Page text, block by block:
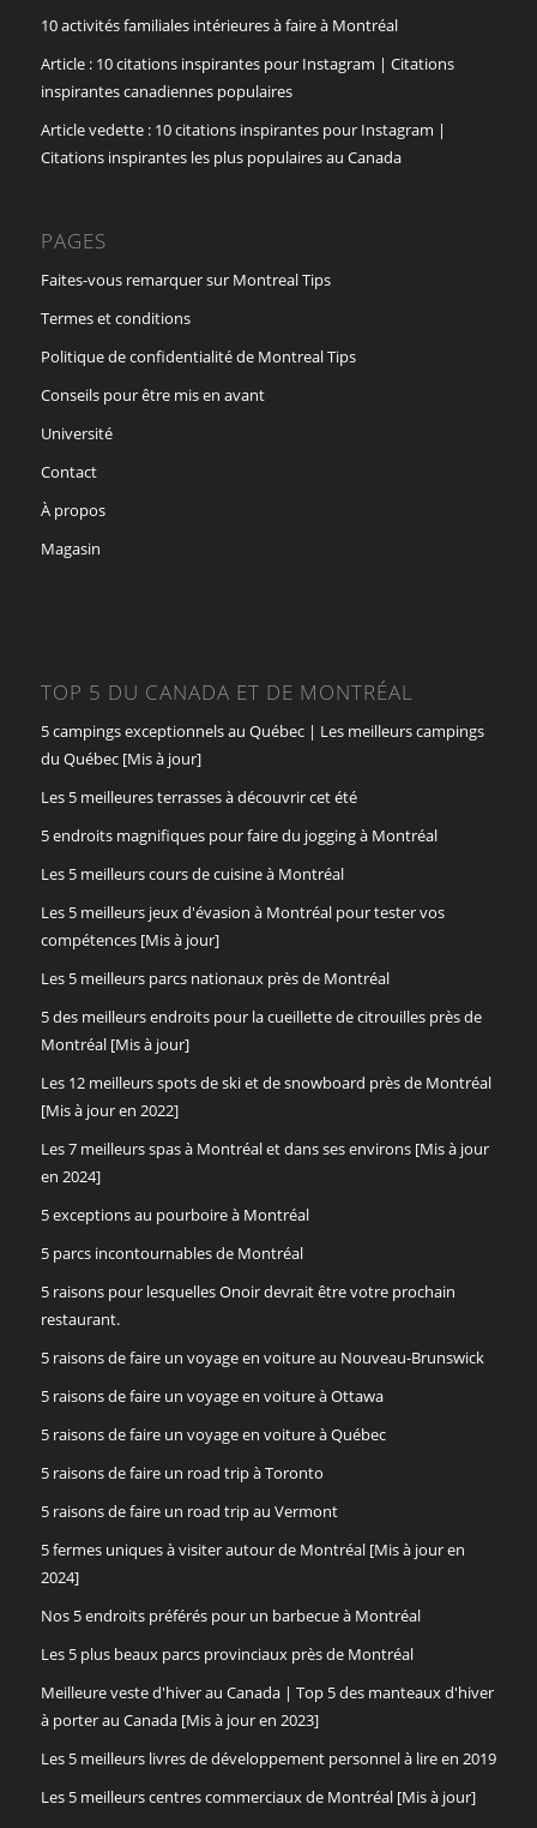
10 activités familiales intérieures à faire à Montréal
Article : 10 citations inspirantes pour Instagram | Citations
inspirantes canadiennes populaires
Article vedette : 10 citations inspirantes pour Instagram |
Citations inspirantes les plus populaires au Canada
PAGES
Faites-vous remarquer sur Montreal Tips
Termes et conditions
Politique de confidentialité de Montreal Tips
Conseils pour être mis en avant
Université
Contact
À propos
Magasin
TOP 5 DU CANADA ET DE MONTRÉAL
5 campings exceptionnels au Québec | Les meilleurs campings
du Québec [Mis à jour]
Les 5 meilleures terrasses à découvrir cet été
5 endroits magnifiques pour faire du jogging à Montréal
Les 5 meilleurs cours de cuisine à Montréal
Les 5 meilleurs jeux d'évasion à Montréal pour tester vos
compétences [Mis à jour]
Les 5 meilleurs parcs nationaux près de Montréal
5 des meilleurs endroits pour la cueillette de citrouilles près de
Montréal [Mis à jour]
Les 12 meilleurs spots de ski et de snowboard près de Montréal
[Mis à jour en 2022]
Les 7 meilleurs spas à Montréal et dans ses environs [Mis à jour
en 2024]
5 exceptions au pourboire à Montréal
5 parcs incontournables de Montréal
5 raisons pour lesquelles Onoir devrait être votre prochain
restaurant.
5 raisons de faire un voyage en voiture au Nouveau-Brunswick
5 raisons de faire un voyage en voiture à Ottawa
5 raisons de faire un voyage en voiture à Québec
5 raisons de faire un road trip à Toronto
5 raisons de faire un road trip au Vermont
5 fermes uniques à visiter autour de Montréal [Mis à jour en
2024]
Nos 5 endroits préférés pour un barbecue à Montréal
Les 5 plus beaux parcs provinciaux près de Montréal
Meilleure veste d'hiver au Canada | Top 5 des manteaux d'hiver
à porter au Canada [Mis à jour en 2023]
Les 5 meilleurs livres de développement personnel à lire en 2019
Les 5 meilleurs centres commerciaux de Montréal [Mis à jour]